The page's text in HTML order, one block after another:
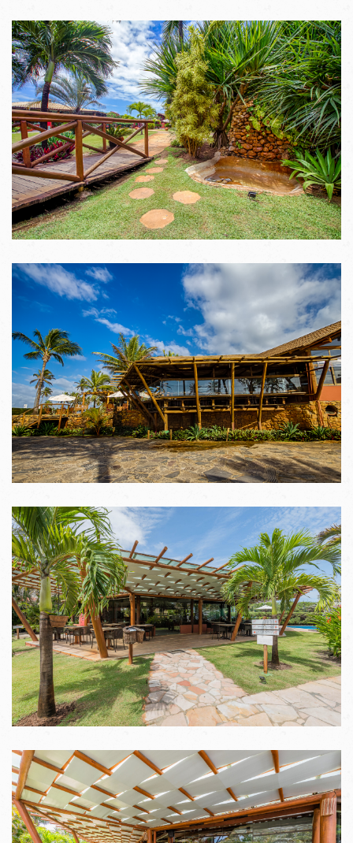
VER IMAGENS
VER IMAGENS
VER IMAGENS